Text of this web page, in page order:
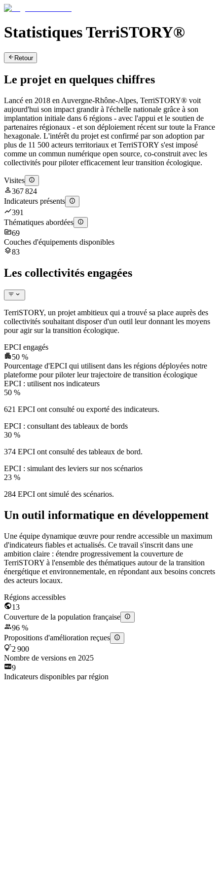
Statistiques TerriSTORY®
Retour
Le projet en quelques chiffres
Lancé en 2018 en Auvergne-Rhône-Alpes, TerriSTORY® voit
aujourd'hui son impact grandir à l'échelle nationale grâce à son
implantation initiale dans 6 régions - avec l'appui et le soutien de
partenaires régionaux - et son déploiement récent sur toute la France
hexagonale. L'intérêt du projet est confirmé par son adoption par
plus de 11 500 acteurs territoriaux et TerriSTORY s'est imposé
comme un commun numérique open source, co-construit avec les
collectivités pour piloter efficacement leur transition écologique.
Visites
367 824
Indicateurs présents
391
Thématiques abordées
69
Couches d'équipements disponibles
83
Les collectivités engagées
TerriSTORY, un projet ambitieux qui a trouvé sa place auprès des
collectivités souhaitant disposer d'un outil leur donnant les moyens
pour agir sur la transition écologique.
EPCI engagés
50 %
Pourcentage d'EPCI qui utilisent dans les régions déployées notre
plateforme pour piloter leur trajectoire de transition écologique
EPCI : utilisent nos indicateurs
50 %
621 EPCI ont consulté ou exporté des indicateurs.
EPCI : consultant des tableaux de bords
30 %
374 EPCI ont consulté des tableaux de bord.
EPCI : simulant des leviers sur nos scénarios
23 %
284 EPCI ont simulé des scénarios.
Un outil informatique en développement
Une équipe dynamique œuvre pour rendre accessible un maximum
d'indicateurs fiables et actualisés. Ce travail s'inscrit dans une
ambition claire : étendre progressivement la couverture de
TerriSTORY à l'ensemble des thématiques autour de la transition
énergétique et environnementale, en répondant aux besoins concrets
des acteurs locaux.
Régions accessibles
13
Couverture de la population française
96 %
Propositions d'amélioration reçues
2 900
Nombre de versions en 2025
9
Indicateurs disponibles par région